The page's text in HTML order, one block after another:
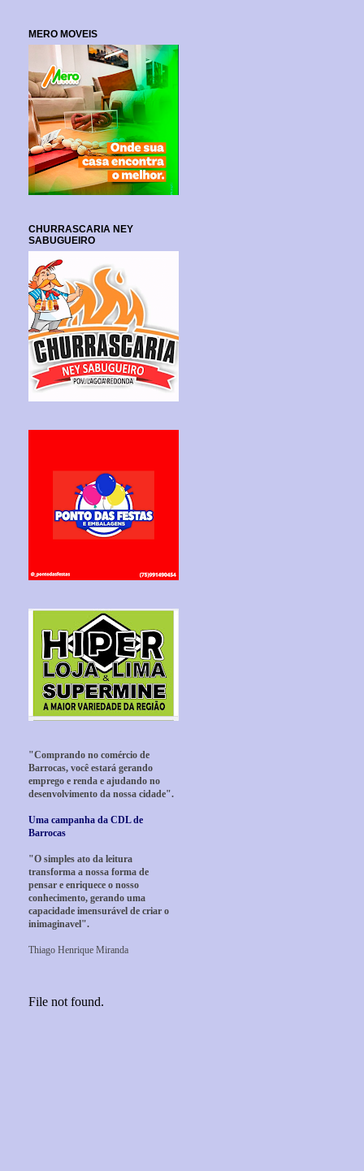
MERO MOVEIS
CHURRASCARIA NEY
SABUGUEIRO
"Comprando no comércio de
Barrocas, você estará gerando
emprego e renda e ajudando no
desenvolvimento da nossa cidade".
Uma campanha da CDL de
Barrocas
"O simples ato da leitura
transforma a nossa forma de
pensar e enriquece o nosso
conhecimento, gerando uma
capacidade imensurável de criar o
inimaginavel".
Thiago Henrique Miranda